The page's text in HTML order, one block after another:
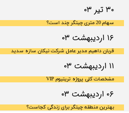
۳۰ تیر ۰۳
سهام 20 متری چیتگر چند است؟
۱۶ اردیبهشت ۰۳
قربان داهیم مدیر عامل شرکت نیکان سازه سدید
۱۱ اردیبهشت ۰۳
مشخصات کلی پروژه تریتیوم VIP
۰۶ اردیبهشت ۰۳
بهترین منطقه چیتگر برای زندگی کجاست؟